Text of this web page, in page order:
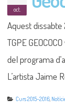
oct.
Aquest
TGPE
del programa
L’artista Jaime
Curs 2015-2016,